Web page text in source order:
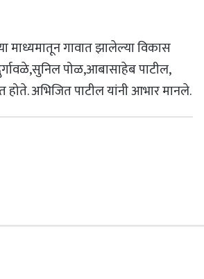
माध्यमातून गावात झालेल्या विकास
पोळ,आबासाहेब पाटील,
होते. अभिजित पाटील यांनी आभार मानले.